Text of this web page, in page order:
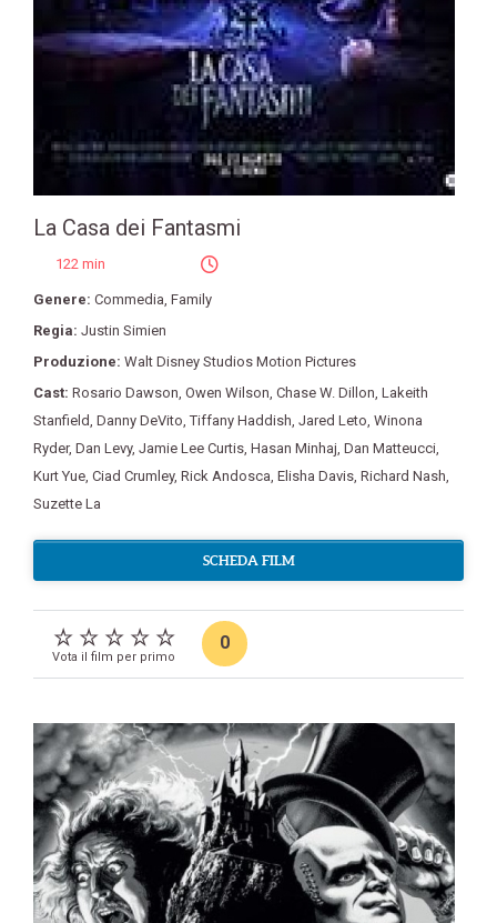
La Casa dei Fantasmi
122 min
Genere: Commedia Family
Regia: Justin Simien
Produzione: Walt Disney Studios Motion Pictures
Cast: Rosario Dawson Owen Wilson Chase W. Dillon Lakeith
Stanfield Danny DeVito ,Tiffany Haddish Jared Leto Winona
Ryder, Dan Levy, Jamie Lee Curtis Hasan Minhaj Dan Matteucci
Kurt Yue Ciad Crumley, Rick Andosca Elisha Davis Richard Nash
Suzette La
SCHEDA FILM
Vota il film per primo
0